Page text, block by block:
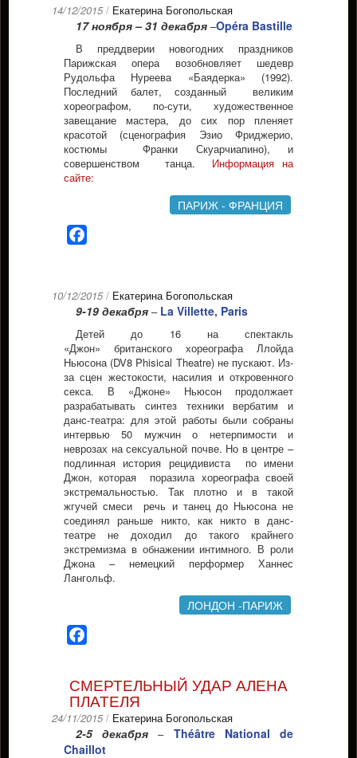
14/12/2015/ Екатерина Богопольская
17 ноября – 31 декабря –Opéra Bastille
В преддверии новогодних праздников
Парижская опера возобновляет шедевр
Рудольфа Нуреева «Баядерка» (1992).
Последний балет, созданный великим
хореографом, по-сути, художественное
завещание мастера, до сих пор пленяет
красотой (сценография Эзио Фриджерио,
костюмы Франки Скуарчиапино), и
совершенством танца. Информация на
сайте:
ПАРИЖ - ФРАНЦИЯ
10/12/2015 / Екатерина Богопольская
9-19 декабря – La Villette, Paris
Детей до 16 на спектакль
«Джон» британского хореографа Ллойда
Ньюсона (DV8 Phisical Theatre) не пускают. Из-
за сцен жестокости, насилия и откровенного
секса. В «Джоне» Ньюсон продолжает
разрабатывать синтез техники вербатим и
данс-театра: для этой работы были собраны
интервью 50 мужчин о нетерпимости и
неврозах на сексуальной почве. Но в центре –
подлинная история рецидивиста по имени
Джон, которая поразила хореографа своей
экстремальностью. Так плотно и в такой
жгучей смеси речь и танец до Ньюсона не
соединял раньше никто, как никто в данс-
театре не доходил до такого крайнего
экстремизма в обнажении интимного. В роли
Джона – немецкий перформер Ханнес
Лангольф.
ЛОНДОН -ПАРИЖ
СМЕРТЕЛЬНЫЙ УДАР АЛЕНА
ПЛАТЕЛЯ
24/11/2015 / Екатерина Богопольская
2-5 декабря – Théâtre National de
Chaillot